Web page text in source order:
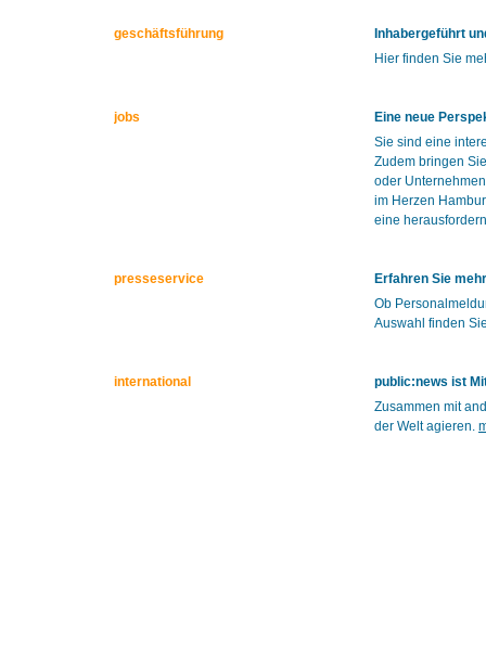
geschäftsführung
Inhabergeführt
Hier finden Sie
jobs
Eine neue
Sie sind eine
Zudem bringen
oder
im Herzen
eine
presseservice
Erfahren Sie
Ob
Auswahl finden
international
public:news ist
Zusammen mit
der Welt agieren.